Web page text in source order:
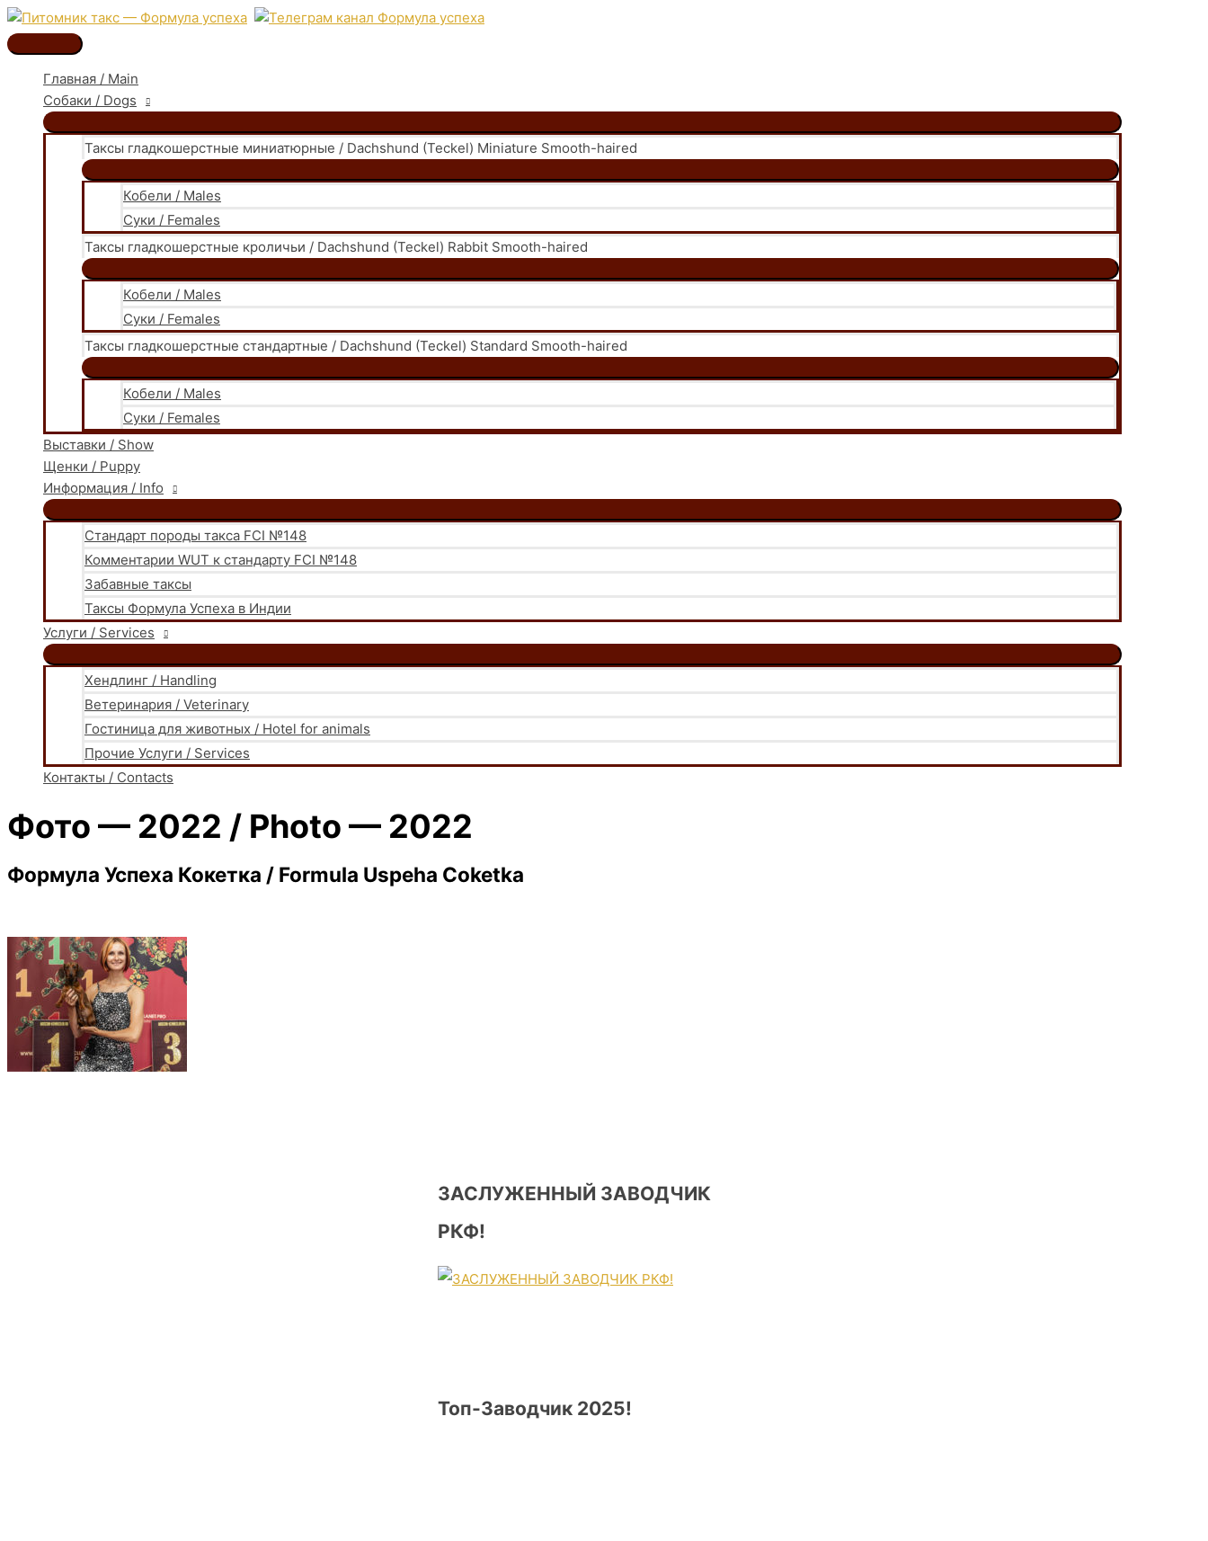
Перейти
к
содержимому
Главное
меню
Главная / Main
Собаки / Dogs
Таксы гладкошерстные миниатюрные / Dachshund (Teckel) Miniature Smooth-haired
Кобели / Males
Суки / Females
Таксы гладкошерстные кроличьи / Dachshund (Teckel) Rabbit Smooth-haired
Кобели / Males
Суки / Females
Таксы гладкошерстные стандартные / Dachshund (Teckel) Standard Smooth-haired
Кобели / Males
Суки / Females
Выставки / Show
Щенки / Puppy
Информация / Info
Стандарт породы такса FCI №148
Комментарии WUT к стандарту FCI №148
Забавные таксы
Таксы Формула Успеха в Индии
Услуги / Services
Хендлинг / Handling
Ветеринария / Veterinary
Гостиница для животных / Hotel for animals
Прочие Услуги / Services
Контакты / Contacts
Фото — 2022 / Photo — 2022
Формула Успеха Кокетка / Formula Uspeha Coketka
ЗАСЛУЖЕННЫЙ ЗАВОДЧИК
РКФ!
Топ-Заводчик 2025!